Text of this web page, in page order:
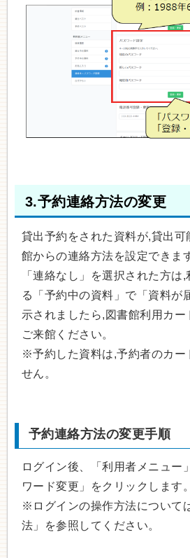
3.予約連絡方法の変更
貸出予約をされた資料が,貸出
館からの連絡方法を設定できま
「連絡なし」を選択された方は
る「予約中の資料」で「資料が
示されましたら,図書館利用カー
ご来館ください。
※予約した資料は,予約者のカー
せん。
予約連絡方法の変更手順
ログイン後、「利用者メニュー
ワード変更」をクリックします。
※ログインの操作方法について
法」を参照してください。